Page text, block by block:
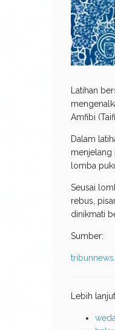
Latihan
Amfibi
Dalam
menjelang
lomba
Seusai
rebus,
dinikmati
Sumber:
Lebih